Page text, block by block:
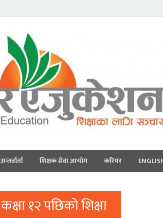
अन्तर्वार्ता शिक्षक सेवा आयोग करियर
कक्षा १२ पछिको शिक्षा